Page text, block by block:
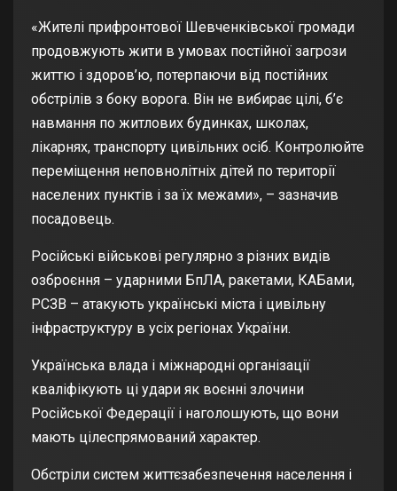
«Жителі прифронтової Шевченківської громади
продовжують жити в умовах постійної загрози
життю і здоров’ю, потерпаючи від постійних
обстрілів з боку ворога. Він не вибирає цілі, б’є
навмання по житлових будинках, школах,
лікарнях, транспорту цивільних осіб. Контролюйте
переміщення неповнолітніх дітей по території
населених пунктів і за їх межами», – зазначив
посадовець.
Російські військові регулярно з різних видів
озброєння – ударними БпЛА, ракетами, КАБами,
РСЗВ – атакують українські міста і цивільну
інфраструктуру в усіх регіонах України.
Українська влада і міжнародні організації
кваліфікують ці удари як воєнні злочини
Російської Федерації і наголошують, що вони
мають цілеспрямований характер.
Обстріли систем життєзабезпечення населення і